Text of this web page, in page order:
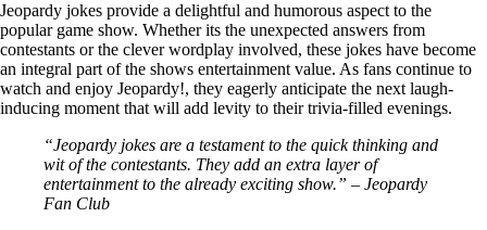
Jeopardy jokes provide a delightful and humorous aspect to the
popular game show. Whether its the unexpected answers from
contestants or the clever wordplay involved, these jokes have become
an integral part of the shows entertainment value. As fans continue to
watch and enjoy Jeopardy!, they eagerly anticipate the next laugh-
inducing moment that will add levity to their trivia-filled evenings.
“Jeopardy jokes are a testament to the quick thinking and
wit of the contestants. They add an extra layer of
entertainment to the already exciting show.” – Jeopardy
Fan Club